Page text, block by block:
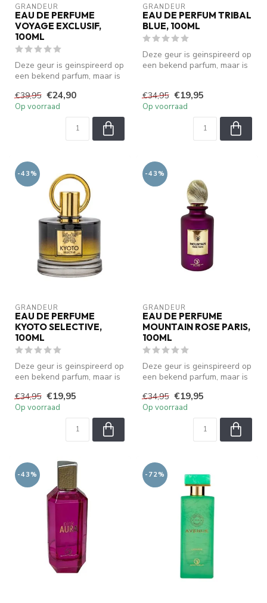
GRANDEUR
EAU DE PERFUME
VOYAGE EXCLUSIF,
100ML
Deze geur is geinspireerd op
een bekend parfum, maar is
€39,95 €24,90
Op voorraad
GRANDEUR
EAU DE PERFUM TRIBAL
BLUE, 100ML
Deze geur is geinspireerd op
een bekend parfum, maar is
€34,95 €19,95
Op voorraad
-43%
GRANDEUR
EAU DE PERFUME
KYOTO SELECTIVE,
100ML
Deze geur is geinspireerd op
een bekend parfum, maar is
€34,95 €19,95
Op voorraad
-43%
GRANDEUR
EAU DE PERFUME
MOUNTAIN ROSE PARIS,
100ML
Deze geur is geinspireerd op
een bekend parfum, maar is
€34,95 €19,95
Op voorraad
-43% -72%